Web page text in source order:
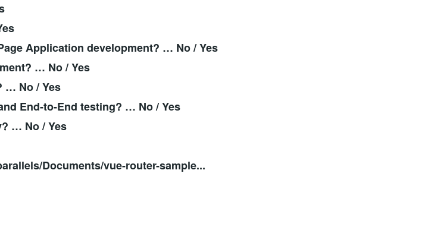
Application development? … No / Yes
… No / Yes
… No / Yes
End-to-End testing? … No / Yes
… No / Yes
Documents/vue-router-sample...